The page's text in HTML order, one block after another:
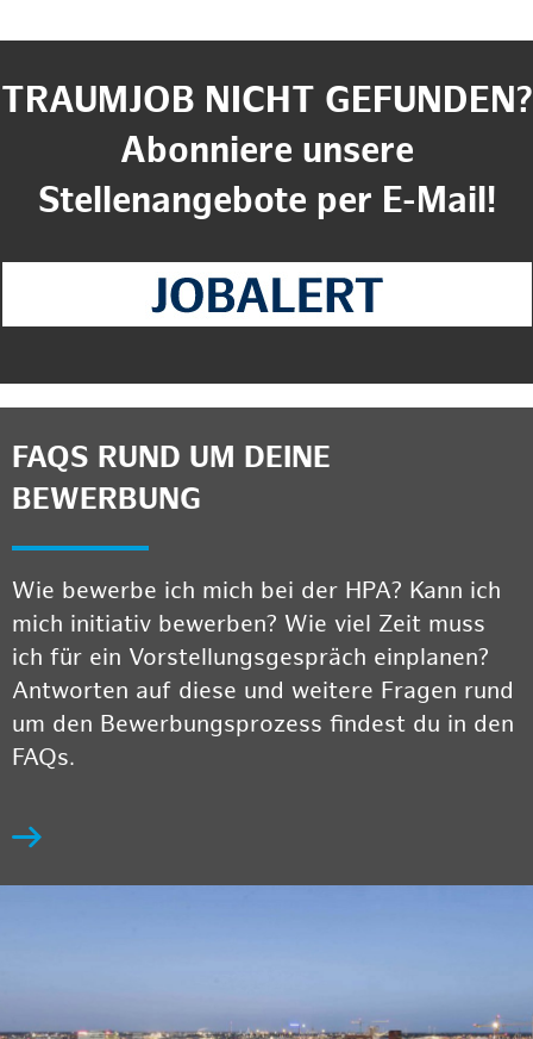
TRAUMJOB NICHT GEFUNDEN?
Abonniere unsere
Stellenangebote per E-Mail!
FAQS RUND UM DEINE
BEWERBUNG
Wie bewerbe ich mich bei der HPA? Kann ich
mich initiativ bewerben? Wie viel Zeit muss
ich für ein Vorstellungsgespräch einplanen?
Antworten auf diese und weitere Fragen rund
um den Bewerbungsprozess findest du in den
FAQs.